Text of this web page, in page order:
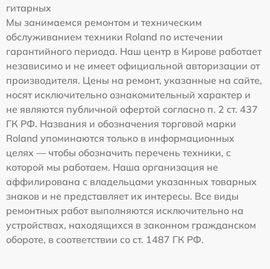
гитарных
Мы занимаемся ремонтом и техническим
обслуживанием техники Roland по истечении
гарантийного периода. Наш центр в Кирове работает
независимо и не имеет официальной авторизации от
производителя. Цены на ремонт, указанные на сайте,
носят исключительно ознакомительный характер и
не являются публичной офертой согласно п. 2 ст. 437
ГК РФ. Названия и обозначения торговой марки
Roland упоминаются только в информационных
целях — чтобы обозначить перечень техники, с
которой мы работаем. Наша организация не
аффилирована с владельцами указанных товарных
знаков и не представляет их интересы. Все виды
ремонтных работ выполняются исключительно на
устройствах, находящихся в законном гражданском
обороте, в соответствии со ст. 1487 ГК РФ.